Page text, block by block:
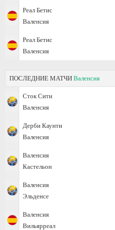
Реал Бетис
Валенсия
Реал Бетис
Валенсия
ПОСЛЕДНИЕ МАТЧИ Валенсия
Сток Сити
Валенсия
Дерби Каунти
Валенсия
Валенсия
Кастельон
Валенсия
Эльденсе
Валенсия
Вильярреал